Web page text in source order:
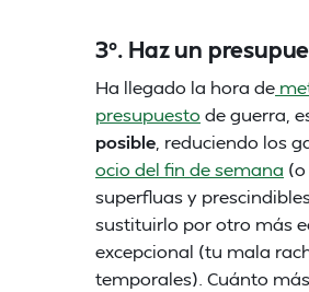
3º. Haz un
Ha llegado la hora de
presupuesto de guerra,
posible , reduciendo los
ocio del fin de semana
superfluas y
sustituirlo por otro más
excepcional (tu mala
temporales). Cuánto